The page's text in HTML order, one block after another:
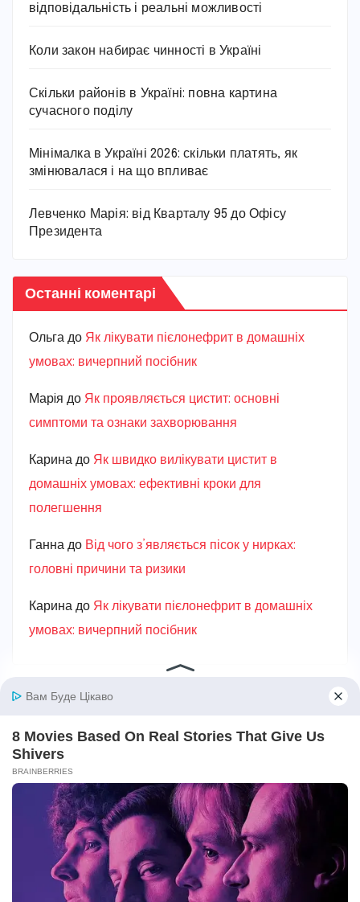
відповідальність і реальні можливості
Коли закон набирає чинності в Україні
Скільки районів в Україні: повна картина
сучасного поділу
Мінімалка в Україні 2026: скільки платять, як
змінювалася і на що впливає
Левченко Марія: від Кварталу 95 до Офісу
Президента
Останні коментарі
Ольга до Як лікувати пієлонефрит в домашніх
умовах: вичерпний посібник
Марiя до Як проявляється цистит: основні
симптоми та ознаки захворювання
Карина до Як швидко вилікувати цистит в
домашніх умовах: ефективні кроки для
полегшення
Ганна до Від чого з’являється пісок у нирках:
головні причини та ризики
Карина до Як лікувати пієлонефрит в домашніх
умовах: вичерпний посібник
Авто та мототехніка
Алкоголь
Без категорії
Безпека
Біографії та історії життя